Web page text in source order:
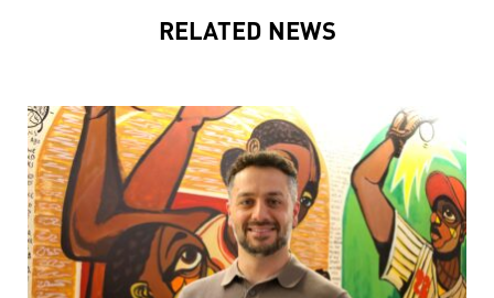
RELATED NEWS